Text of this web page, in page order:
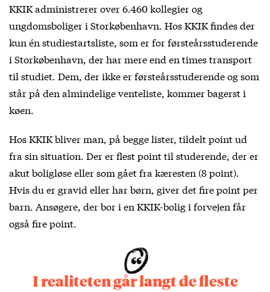
KKIK administrerer over 6.460 kollegier og
ungdomsboliger i Storkøbenhavn. Hos KKIK findes der
kun én studiestartsliste, som er for førsteårsstuderende
i Storkøbenhavn, der har mere end en times transport
til studiet. Dem, der ikke er førsteårsstuderende og som
står på den almindelige venteliste, kommer bagerst i
køen.
Hos KKIK bliver man, på begge lister, tildelt point ud
fra sin situation. Der er flest point til studerende, der er
akut boligløse eller som gået fra kæresten (8 point).
Hvis du er gravid eller har børn, giver det fire point per
barn. Ansøgere, der bor i en KKIK-bolig i forvejen får
også fire point.
I realiteten går langt de fleste